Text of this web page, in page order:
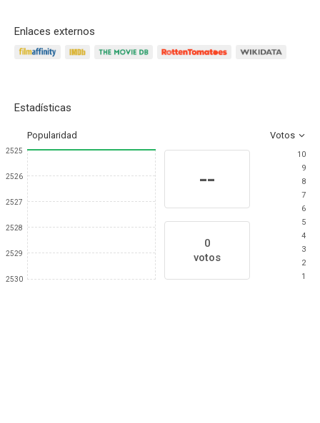
Enlaces externos
Estadísticas
Popularidad Votos
2525
2526
2527
2528
2529
2530
--
0
votos
10
9
8
7
6
5
4
3
2
1